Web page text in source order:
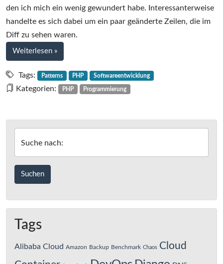
Objekte,
Schleifen,
Benchmark
den ich mich ein wenig gewundert habe. Interessanterweise
handelte es sich dabei um ein paar geänderte Zeilen, die im
Diff zu sehen waren.
Weiterlesen bei
PHP,
Objekte,
Schleifen,
»
Tags: Patterns PHP Softwareentwicklung
Kategorien: PHP Programmierung
Suche nach:
Tags
Alibaba Cloud Amazon Backup Benchmark Chaos Cloud